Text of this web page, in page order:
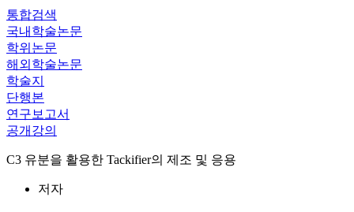
통합검색
국내학술논문
학위논문
해외학술논문
학술지
단행본
연구보고서
공개강의
C3 유분을 활용한 Tackifier의 제조 및 응용
저자